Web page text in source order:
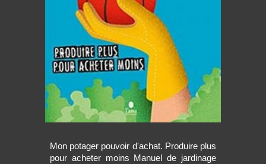
Mon potager pouvoir d'achat. Produire plus
pour acheter moins Manuel de jardinage